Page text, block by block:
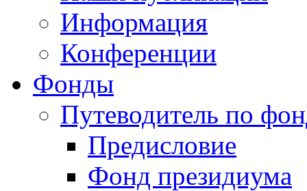
Информация
Конференции
Фонды
Путеводитель по
Предисловие
Фонд президиума